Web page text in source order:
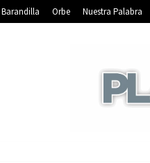
Barandilla Orbe Nuestra Palabra